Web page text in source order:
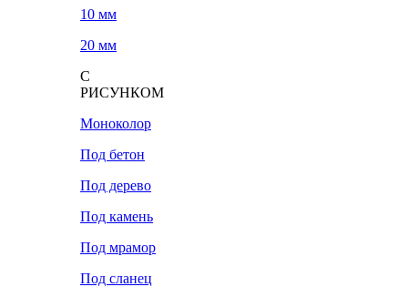
10 мм
20 мм
С
РИСУНКОМ
Моноколор
Под бетон
Под дерево
Под камень
Под мрамор
Под сланец